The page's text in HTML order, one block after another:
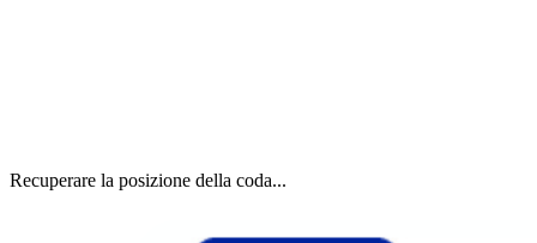
Recuperare la posizione della coda...